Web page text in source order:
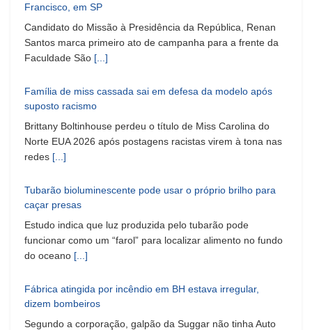
Francisco, em SP
Candidato do Missão à Presidência da República, Renan
Santos marca primeiro ato de campanha para a frente da
Faculdade São [...]
Família de miss cassada sai em defesa da modelo após
suposto racismo
Brittany Boltinhouse perdeu o título de Miss Carolina do
Norte EUA 2026 após postagens racistas virem à tona nas
redes [...]
Tubarão bioluminescente pode usar o próprio brilho para
caçar presas
Estudo indica que luz produzida pelo tubarão pode
funcionar como um “farol” para localizar alimento no fundo
do oceano [...]
Fábrica atingida por incêndio em BH estava irregular,
dizem bombeiros
Segundo a corporação, galpão da Suggar não tinha Auto